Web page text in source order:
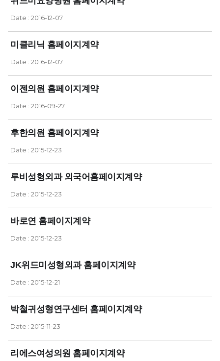
Date : 2016-12-07
미클리닉 홈페이지계약
Date : 2016-12-07
이젠의원 홈페이지계약
Date : 2016-09-27
후한의원 홈페이지계약
Date : 2015-12-23
루비성형외과 외국어홈페이지계약
Date : 2015-12-23
바로연 홈페이지계약
Date : 2015-12-23
JK위드미성형외과 홈페이지계약
Date : 2015-12-21
박철귀성형연구센터 홈페이지계약
Date : 2015-11-23
리에스여성의원 홈페이지계약